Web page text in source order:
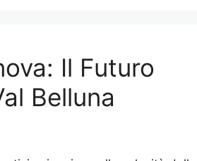
Il Futuro
Belluna